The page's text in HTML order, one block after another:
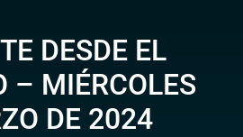
DESDE EL
– MIÉRCOLES
DE 2024